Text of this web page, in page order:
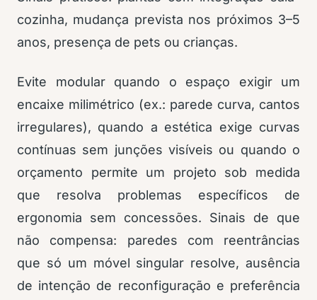
cozinha, mudança prevista nos próximos 3–5
anos, presença de pets ou crianças.
Evite modular quando o espaço exigir um
encaixe milimétrico (ex.: parede curva, cantos
irregulares), quando a estética exige curvas
contínuas sem junções visíveis ou quando o
orçamento permite um projeto sob medida
que resolva problemas específicos de
ergonomia sem concessões. Sinais de que
não compensa: paredes com reentrâncias
que só um móvel singular resolve, ausência
de intenção de reconfiguração e preferência